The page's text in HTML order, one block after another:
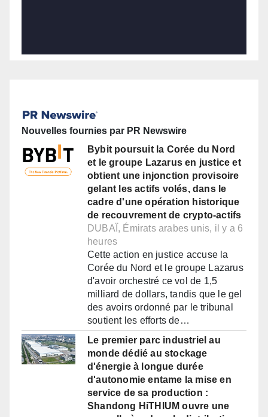
Nouvelles fournies par PR Newswire
Bybit poursuit la Corée du Nord
et le groupe Lazarus en justice et
obtient une injonction provisoire
gelant les actifs volés, dans le
cadre d'une opération historique
de recouvrement de crypto-actifs
DUBAÏ, Émirats arabes unis, il y a 6
heures
Cette action en justice accuse la
Corée du Nord et le groupe Lazarus
d'avoir orchestré ce vol de 1,5
milliard de dollars, tandis que le gel
des avoirs ordonné par le tribunal
soutient les efforts de…
Le premier parc industriel au
monde dédié au stockage
d'énergie à longue durée
d'autonomie entame la mise en
service de sa production :
Shandong HiTHIUM ouvre une